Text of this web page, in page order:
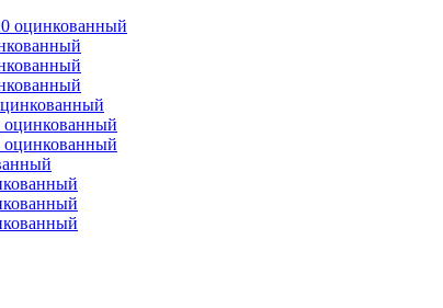
оцинкованный